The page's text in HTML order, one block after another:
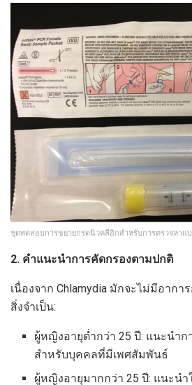
ชุดทดสอบการขยายกรดนิวคลีอิกสำหรับการตรวจหาแ
2. คำแนะนำการคัดกรองตามปกติ
เนื่องจาก Chlamydia มักจะไม่มีอากา
สิ่งจำเป็น:
ผู้หญิงอายุต่ำกว่า 25 ปี: แนะนำก
สำหรับบุคคลที่มีเพศสัมพันธ์
ผู้หญิงอายุมากกว่า 25 ปี: แนะน